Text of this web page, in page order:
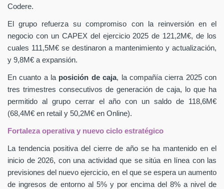
Codere.
El grupo refuerza su compromiso con la reinversión en el
negocio con un CAPEX del ejercicio 2025 de 121,2M€, de los
cuales 111,5M€ se destinaron a mantenimiento y actualización,
y 9,8M€ a expansión.
En cuanto a la posición de caja, la compañía cierra 2025 con
tres trimestres consecutivos de generación de caja, lo que ha
permitido al grupo cerrar el año con un saldo de 118,6M€
(68,4M€ en retail y 50,2M€ en Online).
Fortaleza operativa y nuevo ciclo estratégico
La tendencia positiva del cierre de año se ha mantenido en el
inicio de 2026, con una actividad que se sitúa en línea con las
previsiones del nuevo ejercicio, en el que se espera un aumento
de ingresos de entorno al 5% y por encima del 8% a nivel de